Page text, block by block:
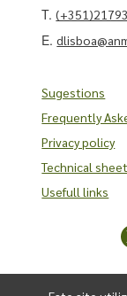
T.
E.
Sugestions
Frequently
Privacy policy
Technical sheet
Usefull links